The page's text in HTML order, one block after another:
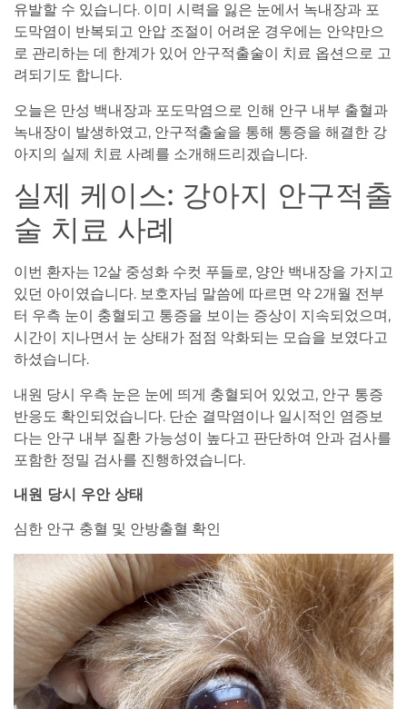
유발할 수 있습니다. 이미 시력을 잃은 눈에서 녹내장과 포
도막염이 반복되고 안압 조절이 어려운 경우에는 안약만으
로 관리하는 데 한계가 있어 안구적출술이 치료 옵션으로 고
려되기도 합니다.
오늘은 만성 백내장과 포도막염으로 인해 안구 내부 출혈과
녹내장이 발생하였고, 안구적출술을 통해 통증을 해결한 강
아지의 실제 치료 사례를 소개해드리겠습니다.
실제 케이스: 강아지 안구적출
술 치료 사례
이번 환자는 12살 중성화 수컷 푸들로, 양안 백내장을 가지고
있던 아이였습니다. 보호자님 말씀에 따르면 약 2개월 전부
터 우측 눈이 충혈되고 통증을 보이는 증상이 지속되었으며,
시간이 지나면서 눈 상태가 점점 악화되는 모습을 보였다고
하셨습니다.
내원 당시 우측 눈은 눈에 띄게 충혈되어 있었고, 안구 통증
반응도 확인되었습니다. 단순 결막염이나 일시적인 염증보
다는 안구 내부 질환 가능성이 높다고 판단하여 안과 검사를
포함한 정밀 검사를 진행하였습니다.
내원 당시 우안 상태
심한 안구 충혈 및 안방출혈 확인